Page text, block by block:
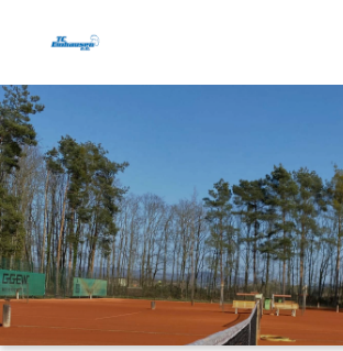
Aktuelles
Termine
Geschichte
Jugend